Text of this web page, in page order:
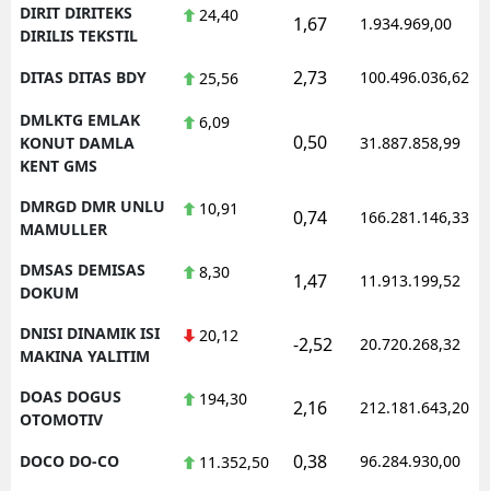
DIRIT DIRITEKS
DIRILIS TEKSTIL
24,40 1,67 1.934.969,00
DITAS DITAS BDY 25,56 2,73 100.496.036,62
DMLKTG EMLAK
KONUT DAMLA
KENT GMS
6,09
0,50 31.887.858,99
DMRGD DMR UNLU
MAMULLER
10,91 0,74 166.281.146,33
DMSAS DEMISAS
DOKUM
8,30 1,47 11.913.199,52
DNISI DINAMIK ISI
MAKINA YALITIM
20,12 -2,52 20.720.268,32
DOAS DOGUS
OTOMOTIV
194,30 2,16 212.181.643,20
DOCO DO-CO 11.352,50 0,38 96.284.930,00